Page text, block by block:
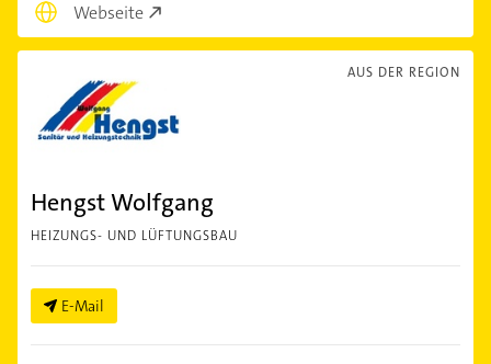
Webseite
AUS DER REGION
Hengst Wolfgang
HEIZUNGS- UND LÜFTUNGSBAU
E-Mail